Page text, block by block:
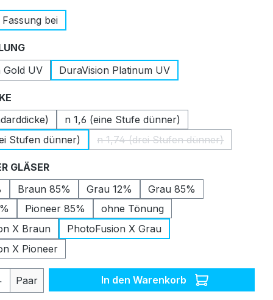
bei
auswählen
Gold UV
DuraVision Platinum UV
n 1,6 (eine Stufe dünner)
Stufen dünner)
n 1,74 (drei Stufen dünner)
(Diese Option ist zurzeit
GLÄSERauswählen
Braun 85% Grau 12%
Grau 85%
Pioneer 85%
ohne Tönung
X Braun
PhotoFusion X Grau
X Pioneer
Anzahl: Gib den gewünschten Wert
Paar In den Warenkorb